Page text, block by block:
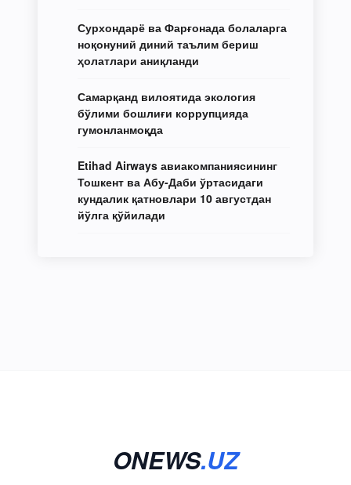
Сурхондарё ва Фарғонада болаларга
ноқонуний диний таълим бериш
ҳолатлари аниқланди
Самарқанд вилоятида экология
бўлими бошлиғи коррупцияда
гумонланмоқда
Etihad Airways авиакомпаниясининг
Тошкент ва Абу-Даби ўртасидаги
кундалик қатновлари 10 августдан
йўлга қўйилади
ONEWS.UZ